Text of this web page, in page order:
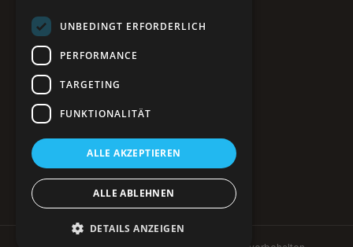
POIs entdecken
Interaktive Karte
Reiseblog
Reiseinfos & Tipps
Impressum
Datenschutz
Kontakt
UNBEDINGT ERFORDERLICH
PERFORMANCE
TARGETING
FUNKTIONALITÄT
ALLE AKZEPTIEREN
ALLE ABLEHNEN
DETAILS ANZEIGEN